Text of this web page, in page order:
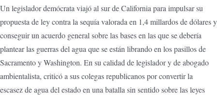
Un legislador demócrata viajó al sur de California para impulsar su
propuesta de ley contra la sequía valorada en 1,4 millardos de dólares y
conseguir un acuerdo general sobre las bases en las que se debería
plantear las guerras del agua que se están librando en los pasillos de
Sacramento y Washington. En su calidad de legislador y de abogado
ambientalista, criticó a sus colegas republicanos por convertir la
escasez de agua del estado en una batalla sin sentido sobre las leyes